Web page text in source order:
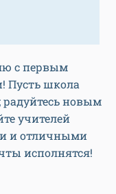
с первым
Пусть школа
новым
учителей
и отличными
исполнятся!